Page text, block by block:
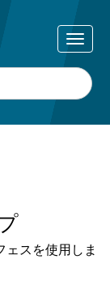
スを使用しま